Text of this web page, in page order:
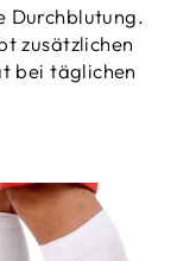
Durchblutung.
zusätzlichen
bei täglichen